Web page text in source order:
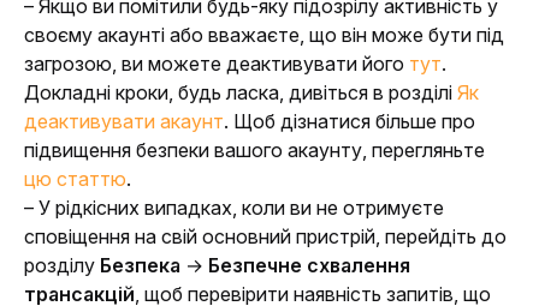
– Якщо ви помітили будь-яку підозрілу активність у
своєму акаунті або вважаєте, що він може бути під
загрозою, ви можете деактивувати його тут.
Докладні кроки, будь ласка, дивіться в розділі Як
деактивувати акаунт. Щоб дізнатися більше про
цю статтю.
– У рідкісних випадках, коли ви не отримуєте
сповіщення на свій основний пристрій, перейдіть до
розділу Безпека → Безпечне схвалення
трансакцій, щоб перевірити наявність запитів, що